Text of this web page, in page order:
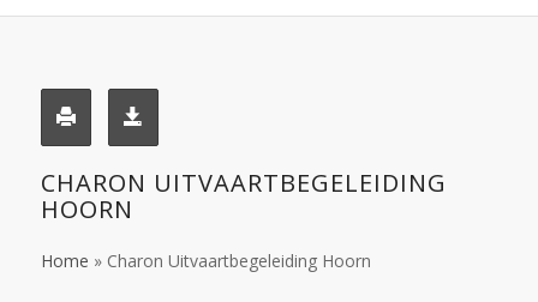
CHARON UITVAARTBEGELEIDING
HOORN
Home » Charon Uitvaartbegeleiding Hoorn